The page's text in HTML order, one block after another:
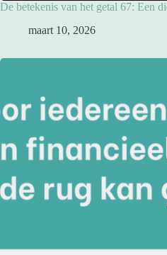
De betekenis van het getal 67: Een
maart 10, 2026